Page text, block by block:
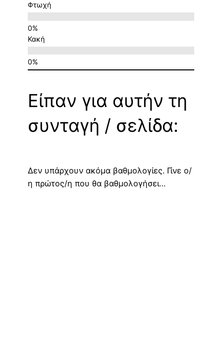
Φτωχή
Κακή
Είπαν για αυτήν τη
συνταγή / σελίδα:
Δεν υπάρχουν ακόμα βαθμολογίες. Γίνε ο/
η πρώτος/η που θα βαθμολογήσει…